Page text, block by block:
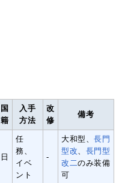
国
籍
入手
方法
改
修
備考
日
任
務、
イベ
ント
-
大和型、長門
型改
長門型
改二のみ装備
可